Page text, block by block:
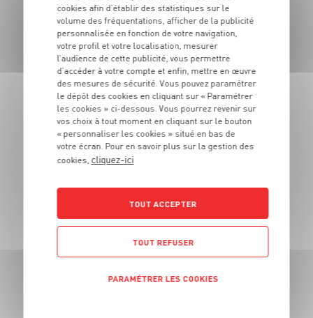
GUACAMOLE
OFFRE APP
2€
59
Le pot de 300g - Soit 8€63 le Kg
DU 27/07 AU 23/08
IGP VAR "MAS
cookies afin d’établir des statistiques sur le
volume des fréquentations, afficher de la publicité
personnalisée en fonction de votre navigation,
votre profil et votre localisation, mesurer
l’audience de cette publicité, vous permettre
d’accéder à votre compte et enfin, mettre en œuvre
des mesures de sécurité. Vous pouvez paramétrer
le dépôt des cookies en cliquant sur « Paramétrer
les cookies » ci-dessous. Vous pourrez revenir sur
vos choix à tout moment en cliquant sur le bouton
« personnaliser les cookies » situé en bas de
votre écran. Pour en savoir plus sur la gestion des
cookies, cliquez-ici
TOUT ACCEPTER
TOUT REFUSER
PARAMÉTRER LES COOKIES